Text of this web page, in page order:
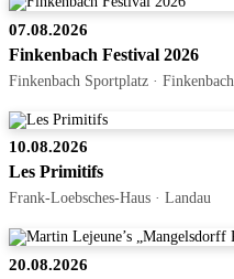
07.08.2026
Finkenbach Festival 2026
Finkenbach Sportplatz · Finkenbach
10.08.2026
Les Primitifs
Frank-Loebsches-Haus · Landau
20.08.2026